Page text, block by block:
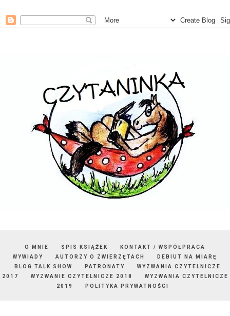
O MNIE SPIS KSIĄŻEK
KONTAKT / WSPÓŁPRACA
WYWIADY
AUTORZY O ZWIERZĘTACH
DEBIUT NA MIARĘ
BLOG TALK SHOW
PATRONATY
WYZWANIA CZYTELNICZE
2017
WYZWANIE CZYTELNICZE 2018
WYZWANIA CZYTELNICZE
2019
POLITYKA PRYWATNOŚCI